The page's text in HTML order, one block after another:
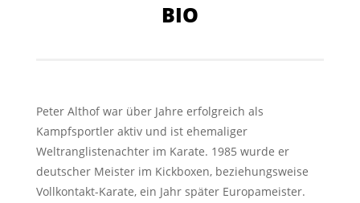
BIO
Peter Althof war über Jahre erfolgreich als
Kampfsportler aktiv und ist ehemaliger
Weltranglistenachter im Karate. 1985 wurde er
deutscher Meister im Kickboxen, beziehungsweise
Vollkontakt-Karate, ein Jahr später Europameister.